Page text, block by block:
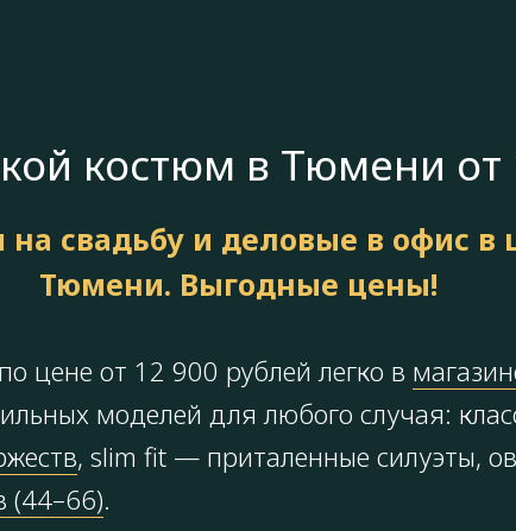
костюм в Тюмени от
цене от 12 900 рублей легко в
моделей для любого случая:
, slim fit — приталенные силуэты,
(44–66).
свадьбу и деловые в офис в
Тюмени. Выгодные цены!